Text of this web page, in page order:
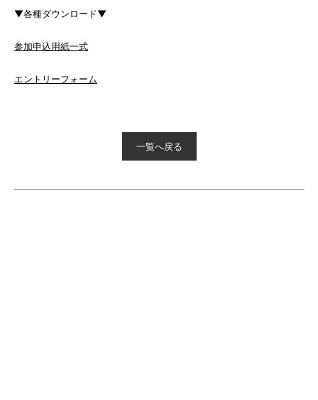
▼各種ダウンロード▼
参加申込用紙一式
エントリーフォーム
一覧へ戻る